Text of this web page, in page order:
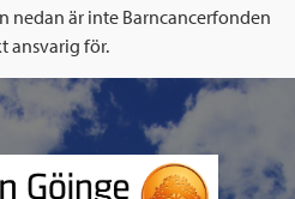
nedan är inte Barncancerfonden
ansvarig för.